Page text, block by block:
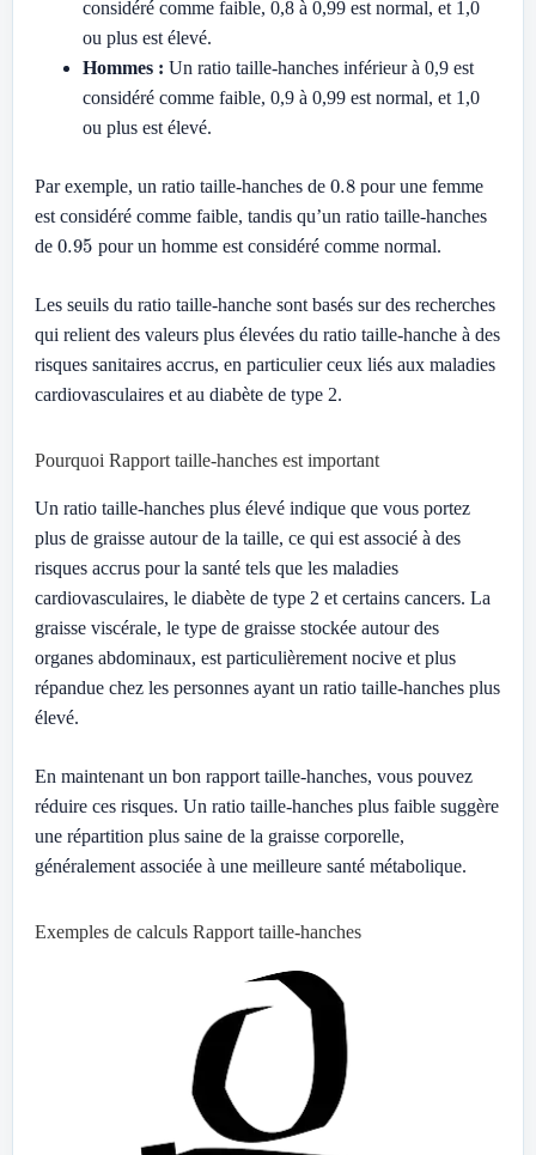
considéré comme faible, 0,8 à 0,99 est normal, et 1,0
ou plus est élevé.
Hommes : Un ratio taille-hanches inférieur à 0,9 est
considéré comme faible, 0,9 à 0,99 est normal, et 1,0
ou plus est élevé.
Par exemple, un ratio taille-hanches de 0.8 pour une femme
est considéré comme faible, tandis qu’un ratio taille-hanches
de 0.95 pour un homme est considéré comme normal.
Les seuils du ratio taille-hanche sont basés sur des recherches
qui relient des valeurs plus élevées du ratio taille-hanche à des
risques sanitaires accrus, en particulier ceux liés aux maladies
cardiovasculaires et au diabète de type 2.
Pourquoi Rapport taille-hanches est important
Un ratio taille-hanches plus élevé indique que vous portez
plus de graisse autour de la taille, ce qui est associé à des
risques accrus pour la santé tels que les maladies
cardiovasculaires, le diabète de type 2 et certains cancers. La
graisse viscérale, le type de graisse stockée autour des
organes abdominaux, est particulièrement nocive et plus
répandue chez les personnes ayant un ratio taille-hanches plus
élevé.
En maintenant un bon rapport taille-hanches, vous pouvez
réduire ces risques. Un ratio taille-hanches plus faible suggère
une répartition plus saine de la graisse corporelle,
généralement associée à une meilleure santé métabolique.
Exemples de calculs Rapport taille-hanches